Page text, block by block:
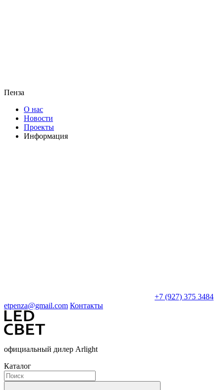
Пенза
О нас
Новости
Проекты
Информация
+7 (927) 375 3484
etpenza@gmail.com Контакты
официальный дилер Arlight
Каталог